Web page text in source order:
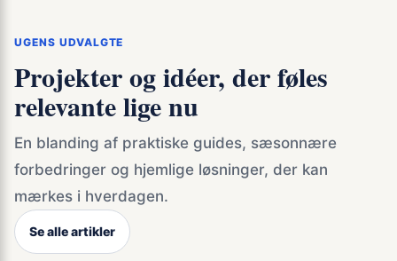
UGENS UDVALGTE
Projekter og idéer, der føles
relevante lige nu
En blanding af praktiske guides, sæsonnære
forbedringer og hjemlige løsninger, der kan
mærkes i hverdagen.
Se alle artikler